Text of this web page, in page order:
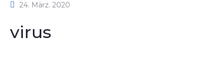
24. März. 2020
virus